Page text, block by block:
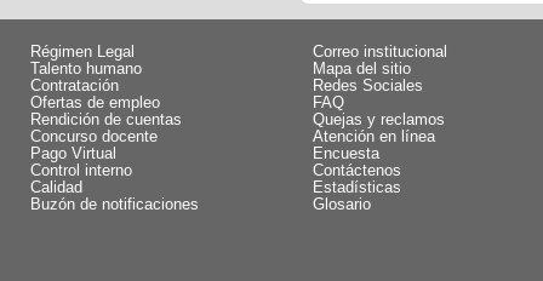
Régimen Legal
Talento humano
Contratación
Ofertas de empleo
Rendición de cuentas
Concurso docente
Pago Virtual
Control interno
Calidad
Buzón de notificaciones
Correo institucional
Mapa del sitio
Redes Sociales
FAQ
Quejas y reclamos
Atención en línea
Encuesta
Contáctenos
Estadísticas
Glosario